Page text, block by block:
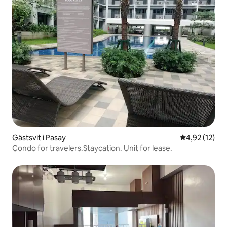
Gästsvit i Pasay 4,92 av 5 i
4,92 (12)
Condo for travelers.Staycation. Unit for lease.